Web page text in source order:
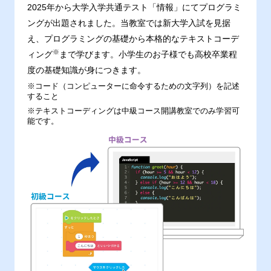
2025年から大学入学共通テスト「情報」にてプログラミ
ングが出題されました。当教室では新大学入試を見据
え、プログラミングの基礎から本格的なテキストコーデ
ィング※ まで学びます。小学生のお子様でも高校卒業程
度の基礎知識が身につきます。
※コード（コンピューターに命令するための文字列）を記述
すること
※テキストコーディングは中級コース開講教室でのみ学習可
能です。